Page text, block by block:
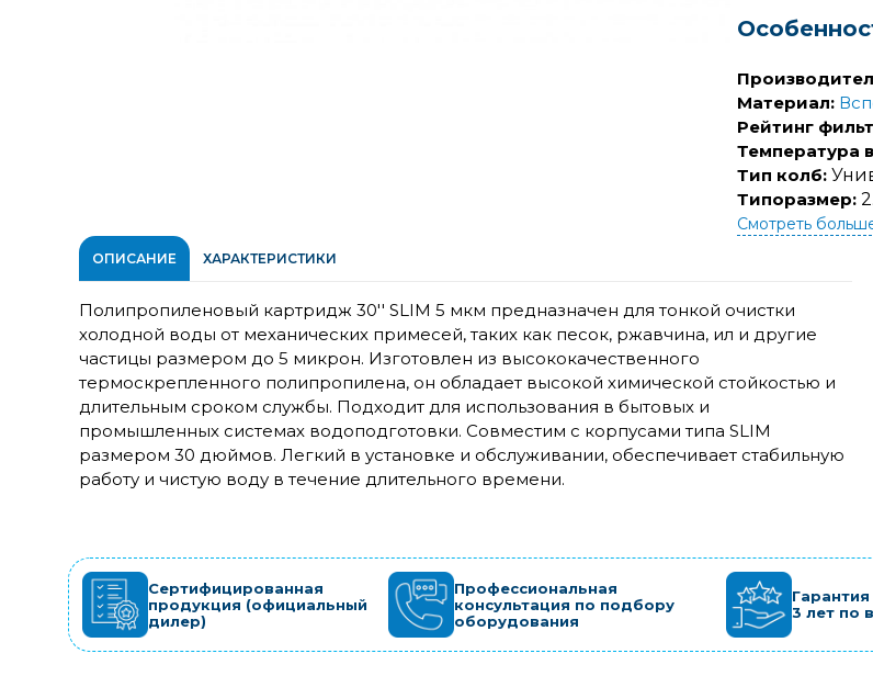
Материал:
Рейтинг
Температура
Тип колб:
Типоразмер:
Смотреть
ОПИСАНИЕ ХАРАКТЕРИСТИКИ
Полипропиленовый картридж 30'' SLIM 5 мкм предназначен для тонкой очистки
холодной воды от механических примесей, таких как песок, ржавчина, ил и другие
частицы размером до 5 микрон. Изготовлен из высококачественного
термоскрепленного полипропилена, он обладает высокой химической стойкостью и
длительным сроком службы. Подходит для использования в бытовых и
промышленных системах водоподготовки. Совместим с корпусами типа SLIM
размером 30 дюймов. Легкий в установке и обслуживании, обеспечивает стабильную
работу и чистую воду в течение длительного времени.
Сертифицированная
продукция (официальный
дилер)
Профессиональная
консультация по подбору
оборудования
3 лет по